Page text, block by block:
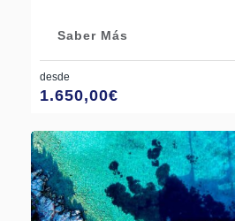
Saber Más
desde
1.650,00€